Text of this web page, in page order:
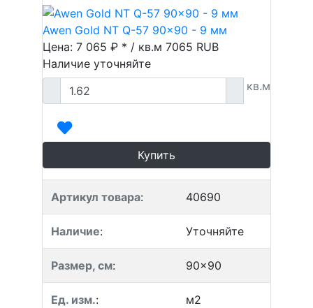
Awen Gold NT Q-57 90x90 - 9 мм
Цена: 7 065 ₽ * / кв.м 7065 RUB
Наличие уточняйте
кв.м
Купить
Артикул товара: 40690
Наличие: Уточняйте
Размер, см: 90x90
Ед. изм.: м2